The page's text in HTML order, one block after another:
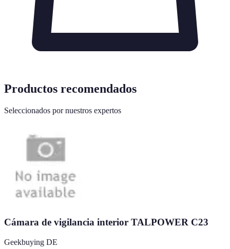
Productos recomendados
Seleccionados por nuestros expertos
Cámara de vigilancia interior TALPOWER C23
Geekbuying DE